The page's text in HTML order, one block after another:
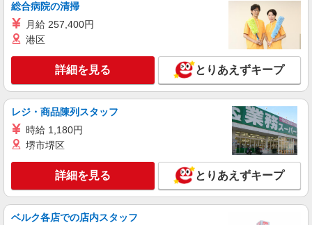
詳細を見る
パーソルテンプスタッフ株式会社 中部コーディネートセンター一課
（小牧）/26-0580035
9月開始★［正社員実績あり］長期★住宅メー
愛知県春日井市／最寄駅：春日井（中央本線）
駅 ≪車通勤可≫ ■無料駐車場あり
キープ 詳細を見る
総合病院の清掃
月給 257,400円
港区
詳細を見る とりあえずキープ
レジ・商品陳列スタッフ
時給 1,180円
堺市堺区
詳細を見る とりあえずキープ
ベルク各店での店内スタッフ